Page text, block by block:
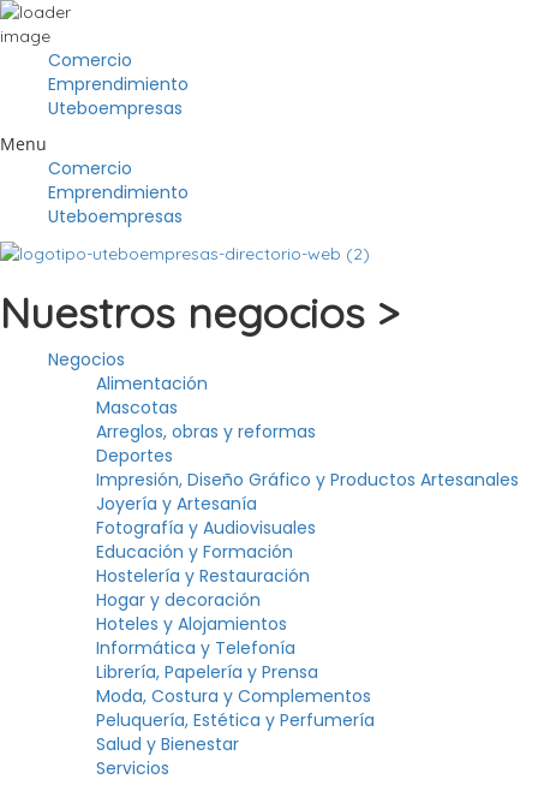
Comercio
Emprendimiento
Uteboempresas
Menu
Comercio
Emprendimiento
Uteboempresas
Nuestros negocios >
Negocios
Alimentación
Mascotas
Arreglos, obras y reformas
Deportes
Impresión, Diseño Gráfico y Productos Artesanales
Joyería y Artesanía
Fotografía y Audiovisuales
Educación y Formación
Hostelería y Restauración
Hogar y decoración
Hoteles y Alojamientos
Informática y Telefonía
Librería, Papelería y Prensa
Moda, Costura y Complementos
Peluquería, Estética y Perfumería
Salud y Bienestar
Servicios